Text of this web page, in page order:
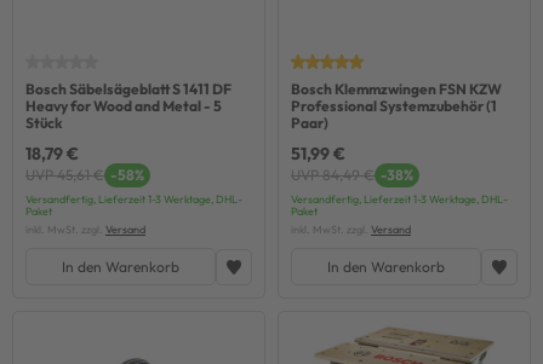
Bosch Säbelsägeblatt S 1411 DF
Heavy for Wood and Metal - 5
Stück
18,79 €
UVP 45,61 € -58%
Versandfertig, Lieferzeit 1-3 Werktage, DHL-
Paket
inkl. MwSt. zzgl. Versand
In den Warenkorb
Bosch Klemmzwingen FSN KZW
Professional Systemzubehör (1
Paar)
51,99 €
UVP 84,49 € -38%
Versandfertig, Lieferzeit 1-3 Werktage, DHL-
Paket
inkl. MwSt. zzgl. Versand
In den Warenkorb